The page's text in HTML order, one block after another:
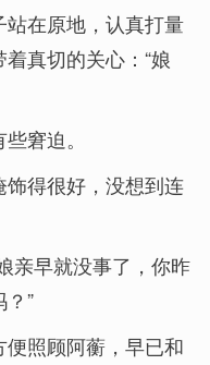
在原地，认真打量
真切的关心：“娘
窘迫。
得很好，没想到连
亲早就没事了，你昨
”
照顾阿蘅，早已和